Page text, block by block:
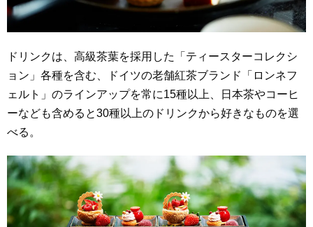
ドリンクは、高級茶葉を採用した「ティースターコレクシ
ョン」各種を含む、ドイツの老舗紅茶ブランド「ロンネフ
ェルト」のラインアップを常に15種以上、日本茶やコーヒ
ーなども含めると30種以上のドリンクから好きなものを選
べる。